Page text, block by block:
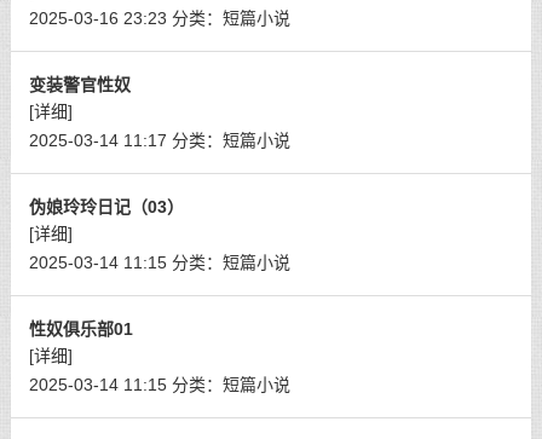
2025-03-16 23:23 分类： 短篇小说
变装警官性奴
[详细]
2025-03-14 11:17 分类： 短篇小说
伪娘玲玲日记（03）
[详细]
2025-03-14 11:15 分类： 短篇小说
性奴俱乐部01
[详细]
2025-03-14 11:15 分类： 短篇小说